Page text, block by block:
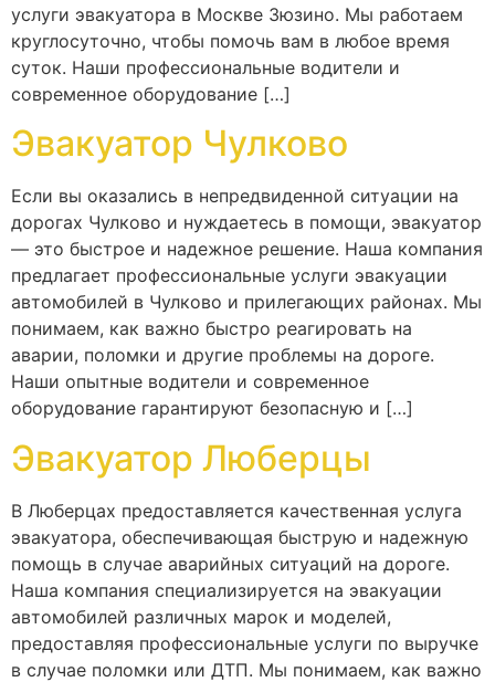
услуги эвакуатора в Москве Зюзино. Мы работаем
круглосуточно, чтобы помочь вам в любое время
суток. Наши профессиональные водители и
современное оборудование […]
Эвакуатор Чулково
Если вы оказались в непредвиденной ситуации на
дорогах Чулково и нуждаетесь в помощи, эвакуатор
— это быстрое и надежное решение. Наша компания
предлагает профессиональные услуги эвакуации
автомобилей в Чулково и прилегающих районах. Мы
понимаем, как важно быстро реагировать на
аварии, поломки и другие проблемы на дороге.
Наши опытные водители и современное
оборудование гарантируют безопасную и […]
Эвакуатор Люберцы
В Люберцах предоставляется качественная услуга
эвакуатора, обеспечивающая быструю и надежную
помощь в случае аварийных ситуаций на дороге.
Наша компания специализируется на эвакуации
автомобилей различных марок и моделей,
предоставляя профессиональные услуги по выручке
в случае поломки или ДТП. Мы понимаем, как важно